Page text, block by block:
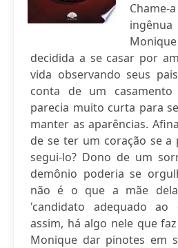
Chame-
decidida a se casar por
vida observando seus
conta de um
parecia muito curta para
manter as aparências.
de se ter um coração se a
segui-lo? Dono de um
demônio poderia se
não é o que a mãe
'candidato adequado ao
assim, há algo nele que
Monique dar pinotes em